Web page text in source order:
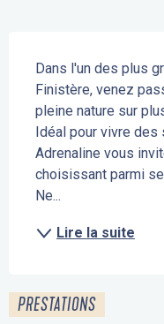
Dans l'un des plus
Finistère, venez
pleine nature sur
Idéal pour vivre
Adrenaline vous
choisissant parmi
Ne...
Lire la suite
PRESTATIONS